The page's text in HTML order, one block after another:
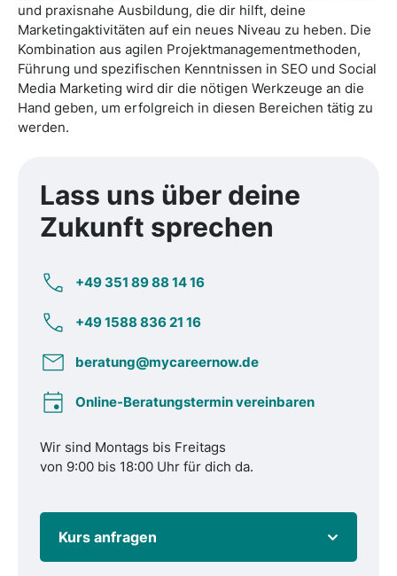
und praxisnahe Ausbildung, die dir hilft, deine
Marketingaktivitäten auf ein neues Niveau zu heben. Die
Kombination aus agilen Projektmanagementmethoden,
Führung und spezifischen Kenntnissen in SEO und Social
Media Marketing wird dir die nötigen Werkzeuge an die
Hand geben, um erfolgreich in diesen Bereichen tätig zu
werden.
Lass uns über deine
Zukunft sprechen
+49 351 89 88 14 16
+49 1588 836 21 16
beratung@mycareernow.de
Online-Beratungstermin vereinbaren
Wir sind Montags bis Freitags
von 9:00 bis 18:00 Uhr für dich da.
Kurs anfragen